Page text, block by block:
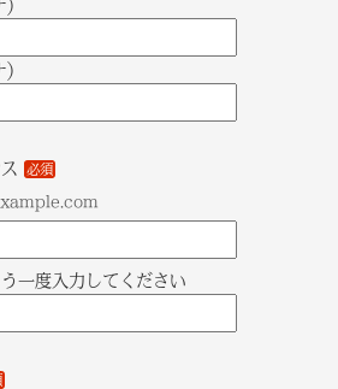
)
)
必須
一度入力してください